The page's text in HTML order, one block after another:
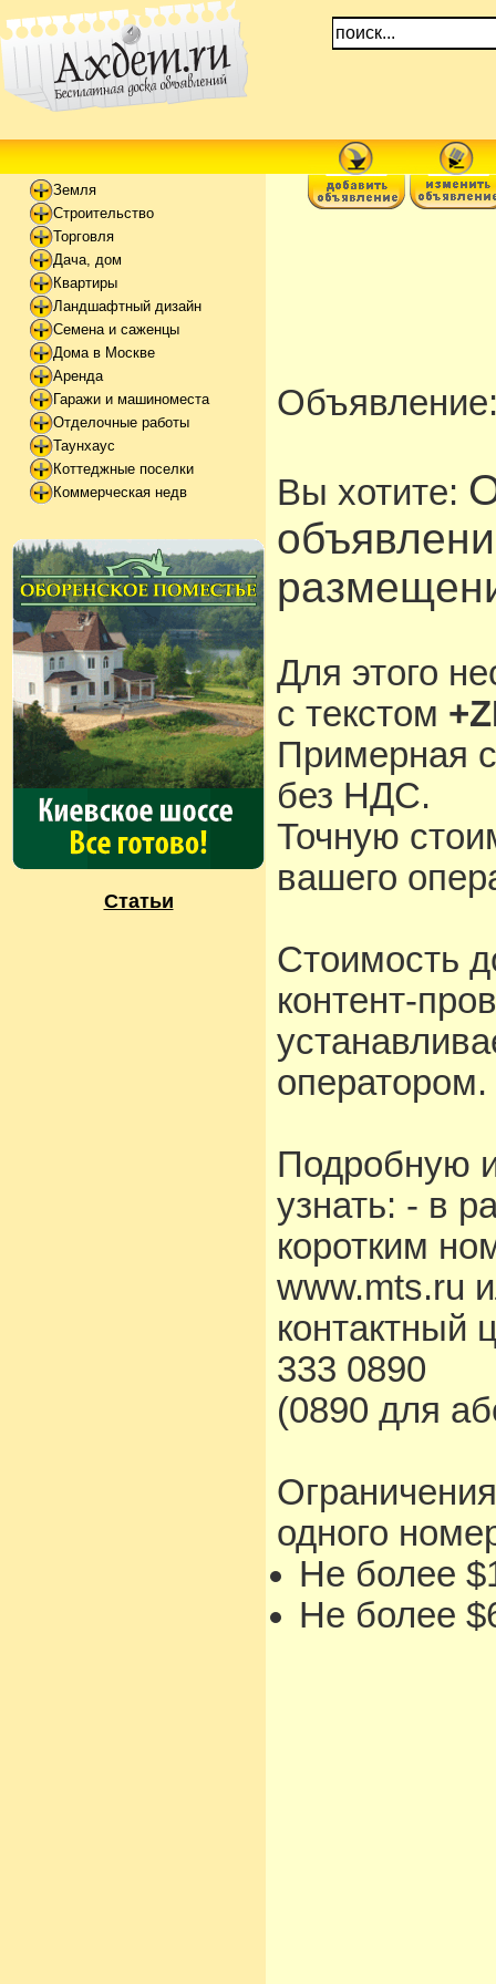
Земля
Строительство
Торговля
Дача, дом
Квартиры
Ландшафтный дизайн
Семена и саженцы
Дома в Москве
Аренда
Гаражи и машиноместа
Отделочные работы
Таунхаус
Коттеджные поселки
Коммерческая недв
Статьи
Вы хотите:
Для этого
с текстом
Примерная
без НДС.
Точную
вашего
Стоимость
контент-
оператором.
Подробную
узнать: - в
коротким
www.mts.ru
контактный
333 0890
(0890 для
одного
Не более
Не более